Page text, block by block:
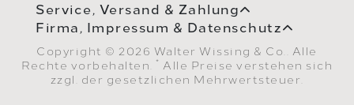
Service, Versand & Zahlung
Firma, Impressum & Datenschutz
Copyright © 2026 Walter Wissing & Co.. Alle
Rechte vorbehalten.
* Alle Preise verstehen sich
zzgl. der gesetzlichen Mehrwertsteuer.